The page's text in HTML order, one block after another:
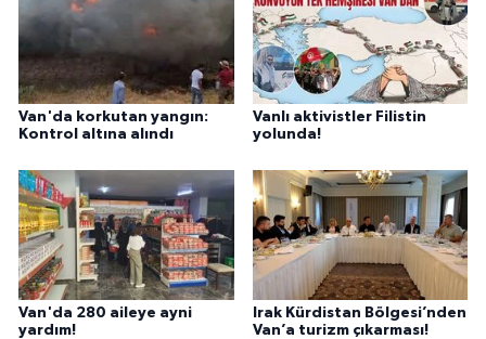
Van'da korkutan yangın:
Kontrol altına alındı
Vanlı aktivistler Filistin
yolunda!
Van'da 280 aileye ayni
yardım!
Irak Kürdistan Bölgesi’nden
Van’a turizm çıkarması!